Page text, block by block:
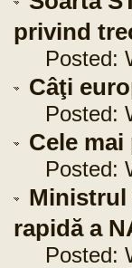
privind
Posted:
Câţi
Posted:
Cele
Posted:
Ministrul
rapidă a
Posted: